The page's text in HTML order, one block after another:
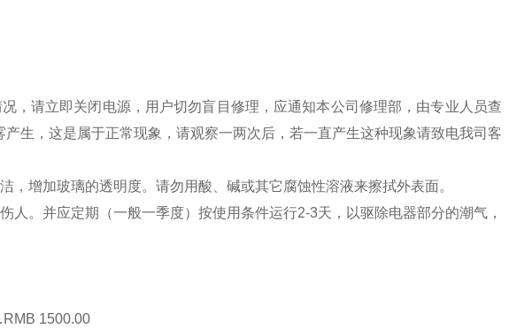
，请立即关闭电源，用户切勿盲目修理，应通知本公司修理部，由专业人员查
生，这是属于正常现象，请观察一两次后，若一直产生这种现象请致电我司客
，增加玻璃的透明度。请勿用酸、碱或其它腐蚀性溶液来擦拭外表面。
人。并应定期（一般一季度）按使用条件运行2-3天，以驱除电器部分的潮气，
1500.00